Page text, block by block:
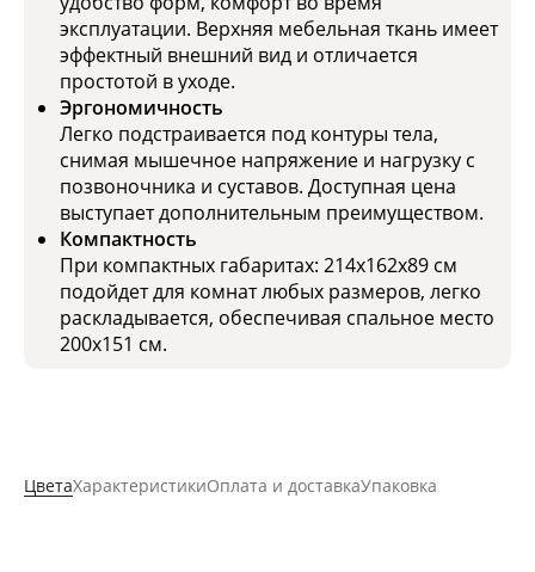
эксплуатации. Верхняя мебельная ткань имеет
эффектный внешний вид и отличается
простотой в уходе.
Эргономичность
Легко подстраивается под контуры тела,
снимая мышечное напряжение и нагрузку с
позвоночника и суставов. Доступная цена
выступает дополнительным преимуществом.
Компактность
При компактных габаритах: 214x162x89 см
подойдет для комнат любых размеров, легко
раскладывается, обеспечивая спальное место
200x151 см.
ЦветаХарактеристикиОплата и доставкаУпаковка